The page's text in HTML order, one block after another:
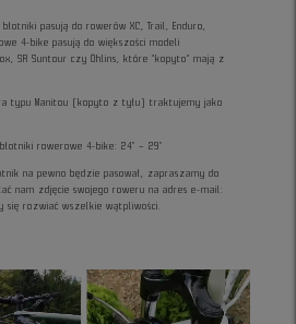
pasują do rowerów XC, Trail, Enduro,
4-bike pasują do większości modeli
SR Suntour czy Öhlins, które “kopyto” mają z
typu Manitou (kopyto z tyłu) traktujemy jako
rowerowe 4-bike: 24" – 29"
na pewno będzie pasował, zapraszamy do
nam zdjęcie swojego roweru na adres e-mail:
się rozwiać wszelkie wątpliwości.